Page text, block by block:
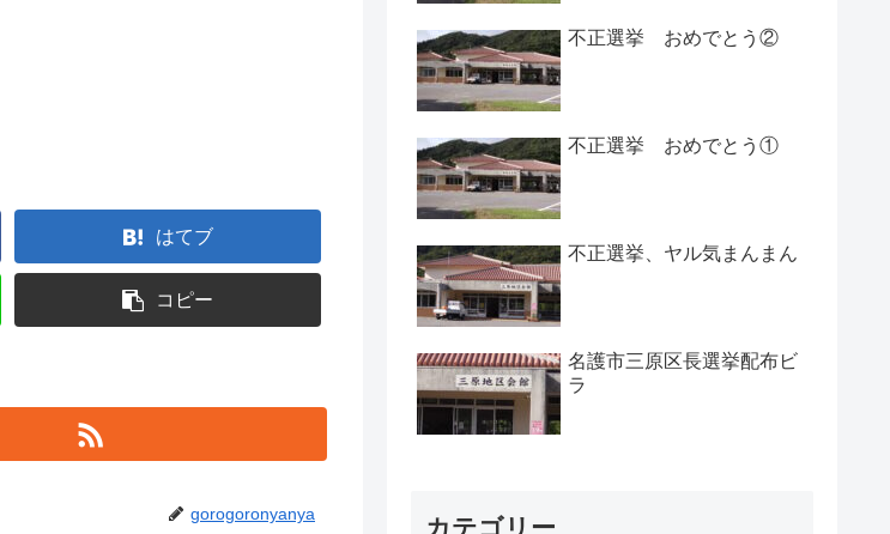
はてブ
コピー
gorogoronyanya
不正選挙 おめでとう②
不正選挙 おめでとう①
不正選挙、ヤル気まんまん
名護市三原区長選挙配布ビ
ラ
カテゴリー